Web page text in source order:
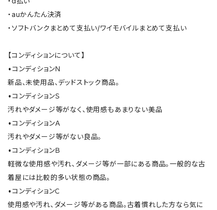
・auかんたん決済
・ソフトバンクまとめて支払い/ワイモバイルまとめて支払い
【コンディションについて】
•コンディションＮ
新品、未使用品、デッドストック商品。
•コンディションＳ
汚れやダメージ等がなく、使用感もあまりない美品
•コンディションＡ
汚れやダメージ等がない良品。
•コンディションＢ
軽微な使用感や汚れ、ダメージ等が一部にある商品。一般的な古
着屋には比較的多い状態の商品。
•コンディションＣ
使用感や汚れ、ダメージ等がある商品。古着慣れした方なら気に